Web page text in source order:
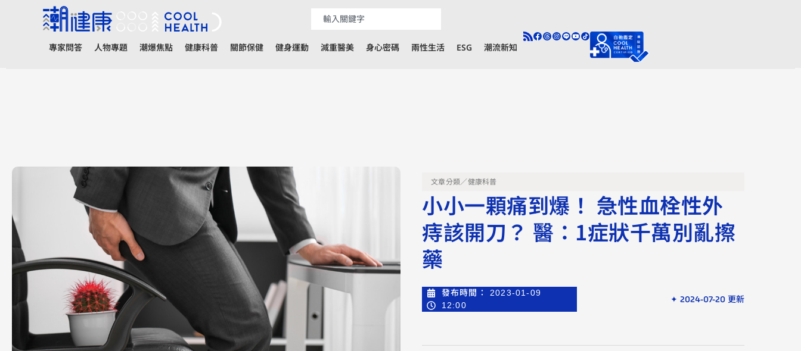
專家問答 人物專題 潮爆焦點 健康科普 關節保健 健身運動 減重醫美 身心密碼 兩性生活 ESG 潮流新知
文章分類／健康科普
小小一顆痛到爆！ 急性血栓性外
痔該開刀？ 醫：1症狀千萬別亂擦
藥
發布時間：
2023-01-09
12:00
✦ 2024-07-20 更新